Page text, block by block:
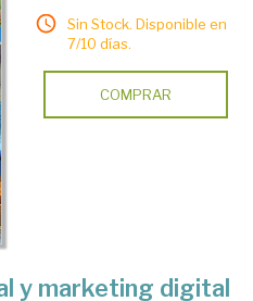
Sin Stock. Disponible en
7/10 días.
COMPRAR
y marketing digital